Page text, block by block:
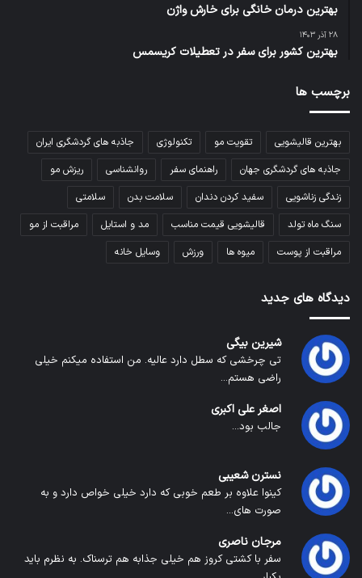
بهترین درمان خانگی برای خارش واژن
۲۸ آذر ۱۴۰۳
بهترین کشور برای سفر در تعطیلات کریسمس
برچسب ها
بهترین قالیشویی تقویت مو تکنولوژی
جاذبه های گردشگری ایران
جاذبه های گردشگری جهان
راهنمای سفر روانشناسی
ریزش مو
زندگی زناشویی
سفید کردن دندان سلامت بدن
سلامتی
سنگ ماه تولد
قالیشویی قیمت مناسب مد و استایل
مراقبت از مو
مراقبت از پوست
میوه ها ورزش وسایل خانه
دیدگاه های جدید
شیرین بیگی
تی چرخشی که سطل دارد عالیه. من استفاده میکنم خیلی
راضی هستم...
اصغر علی اکبری
جالب بود...
نسترن شعیبی
کینوا علاوه بر طعم خوبی که دارد خیلی خواص دارد و به
صورت های...
مرجان ناصری
سفر با کشتی کروز هم خیلی جذابه هم ترسناک. به نظرم باید